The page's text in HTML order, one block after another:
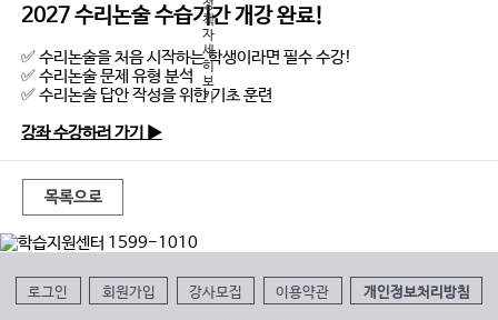
2027 수리논술 수습기간 개강 완료!
✅ 수리논술을 처음 시작하는 학생이라면 필수 수강!
✅ 수리논술 문제 유형 분석
✅ 수리논술 답안 작성을 위한 기초 훈련
강좌 수강하러 가기 ▶
목록으로
로그인 회원가입 강사모집 이용약관 개인정보처리방침